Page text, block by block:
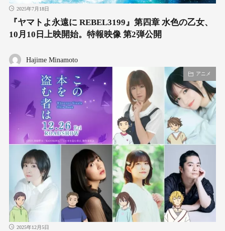
2025年7月18日
『ヤマトよ永遠に REBEL3199』第四章 水色の乙女、
10月10日上映開始。特報映像 第2弾公開
Hajime Minamoto
アニメ
2025年12月5日